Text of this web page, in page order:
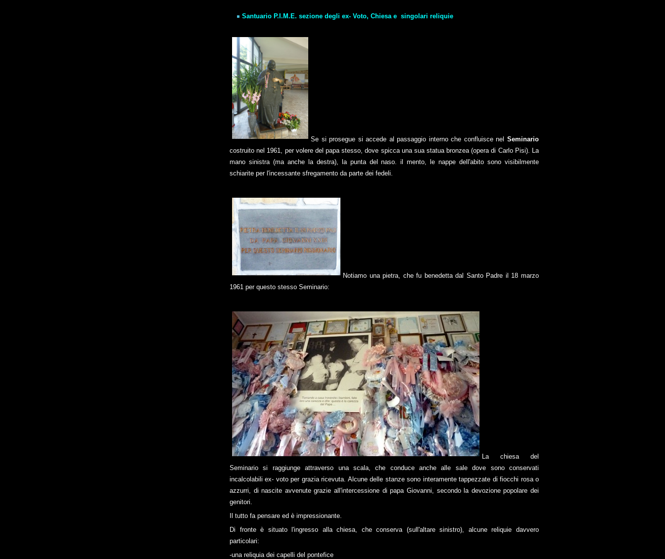
Santuario P.I.M.E. sezione degli ex- Voto, Chiesa e singolari reliquie
Se si prosegue si accede al passaggio interno che confluisce nel Seminario
costruito nel 1961, per volere del papa stesso, dove spicca una sua statua bronzea (opera di Carlo Pisi). La
mano sinistra (ma anche la destra), la punta del naso. il mento, le nappe dell'abito sono visibilmente
schiarite per l'incessante sfregamento da parte dei fedeli.
Notiamo una pietra, che fu benedetta dal Santo Padre il 18 marzo
1961 per questo stesso Seminario:
La chiesa del
Seminario si raggiunge attraverso una scala, che conduce anche alle sale dove sono conservati
incalcolabili ex- voto per grazia ricevuta. Alcune delle stanze sono interamente tappezzate di fiocchi rosa o
azzurri, di nascite avvenute grazie all'intercessione di papa Giovanni, secondo la devozione popolare dei
genitori.
Il tutto fa pensare ed è impressionante.
Di fronte è situato l'ingresso alla chiesa, che conserva (sull'altare sinistro), alcune reliquie davvero
particolari:
-una reliquia dei capelli del pontefice